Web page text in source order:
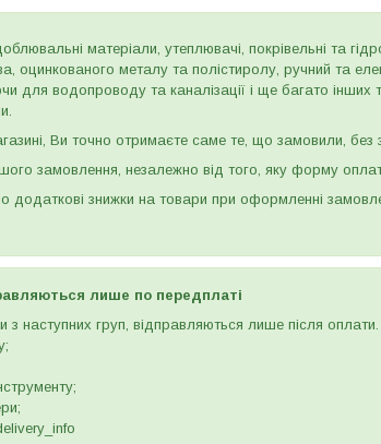
матеріали, утеплювачі, покрівельні та
оцинкованого металу та полістиролу, ручний та
для водопроводу та каналізації і ще багато
Ви точно отримаєте саме те, що замовили, без
замовлення, незалежно від того, яку форму
додаткові знижки на товари при оформленні
лише по передплаті
наступних груп, відправляються лише після